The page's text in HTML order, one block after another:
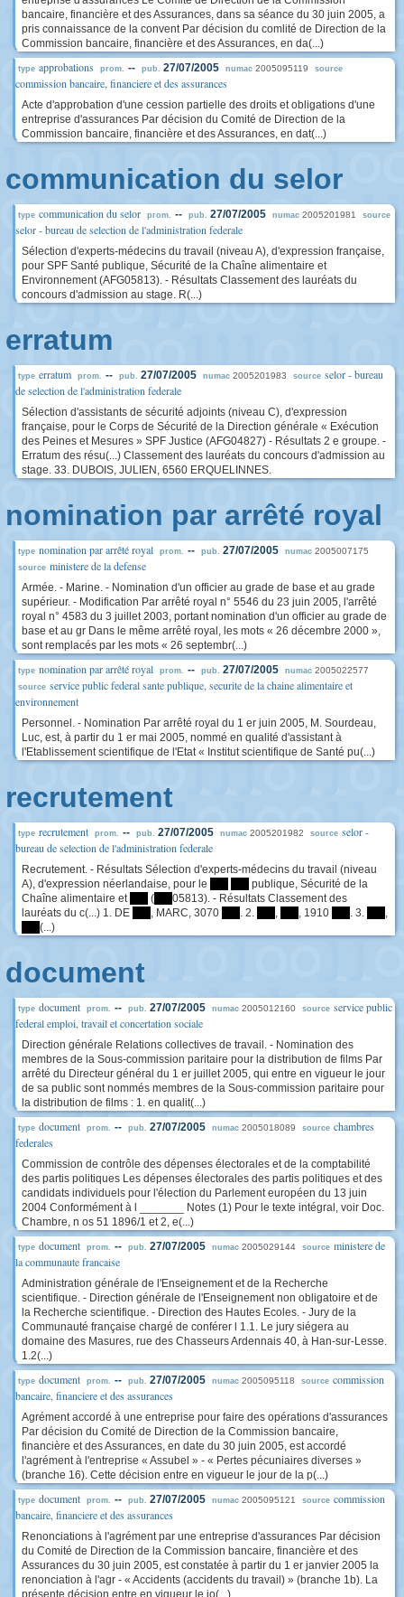
bancaire, financière et des Assurances, dans sa séance du 30 juin 2005, a
pris connaissance de la convent Par décision du comlité de Direction de la
Commission bancaire, financière et des Assurances, en da(...)
type approbations prom. -- pub. 27/07/2005 numac 2005095119 source
commission bancaire, financiere et des assurances
Acte d'approbation d'une cession partielle des droits et obligations d'une
entreprise d'assurances Par décision du Comité de Direction de la
Commission bancaire, financière et des Assurances, en dat(...)
communication du selor
type communication du selor prom. -- pub. 27/07/2005 numac 2005201981 source
selor - bureau de selection de l'administration federale
Sélection d'experts-médecins du travail (niveau A), d'expression française,
pour SPF Santé publique, Sécurité de la Chaîne alimentaire et
Environnement (AFG05813). - Résultats Classement des lauréats du
concours d'admission au stage. R(...)
erratum
type erratum prom. -- pub. 27/07/2005 numac 2005201983 source selor - bureau
de selection de l'administration federale
Sélection d'assistants de sécurité adjoints (niveau C), d'expression
française, pour le Corps de Sécurité de la Direction générale « Exécution
des Peines et Mesures » SPF Justice (AFG04827) - Résultats 2 e groupe. -
Erratum des résu(...) Classement des lauréats du concours d'admission au
stage. 33. DUBOIS, JULIEN, 6560 ERQUELINNES.
nomination par arrêté royal
type nomination par arrêté royal prom. -- pub. 27/07/2005 numac 2005007175
source ministere de la defense
Armée. - Marine. - Nomination d'un officier au grade de base et au grade
supérieur. - Modification Par arrêté royal n° 5546 du 23 juin 2005, l'arrêté
royal n° 4583 du 3 juillet 2003, portant nomination d'un officier au grade de
base et au gr Dans le même arrêté royal, les mots « 26 décembre 2000 »,
sont remplacés par les mots « 26 septembr(...)
type nomination par arrêté royal prom. -- pub. 27/07/2005 numac 2005022577
source service public federal sante publique, securite de la chaine alimentaire et
environnement
Personnel. - Nomination Par arrêté royal du 1 er juin 2005, M. Sourdeau,
Luc, est, à partir du 1 er mai 2005, nommé en qualité d'assistant à
l'Etablissement scientifique de l'Etat « Institut scientifique de Santé pu(...)
recrutement
type recrutement prom. -- pub. 27/07/2005 numac 2005201982 source selor -
bureau de selection de l'administration federale
Recrutement. - Résultats Sélection d'experts-médecins du travail (niveau
A), d'expression néerlandaise, pour le
publique, Sécurité de la
Chaîne alimentaire et
(
05813). - Résultats Classement des
lauréats du c(...) 1. DE
, MARC, 3070 . 2. , , 1910 . 3.
,
(...)
document
type document prom. -- pub. 27/07/2005 numac 2005012160 source service public
federal emploi, travail et concertation sociale
Direction générale Relations collectives de travail. - Nomination des
membres de la Sous-commission paritaire pour la distribution de films Par
arrêté du Directeur général du 1 er juillet 2005, qui entre en vigueur le jour
de sa public sont nommés membres de la Sous-commission paritaire pour
la distribution de films : 1. en qualit(...)
type document prom. -- pub. 27/07/2005 numac 2005018089 source chambres
federales
Commission de contrôle des dépenses électorales et de la comptabilité
des partis politiques Les dépenses électorales des partis politiques et des
candidats individuels pour l'élection du Parlement européen du 13 juin
2004 Conformément à l _______ Notes (1) Pour le texte intégral, voir Doc.
Chambre, n os 51 1896/1 et 2, e(...)
type document prom. -- pub. 27/07/2005 numac 2005029144 source ministere de
la communaute francaise
Administration générale de l'Enseignement et de la Recherche
scientifique. - Direction générale de l'Enseignement non obligatoire et de
la Recherche scientifique. - Direction des Hautes Ecoles. - Jury de la
Communauté française chargé de conférer l 1.1. Le jury siégera au
domaine des Masures, rue des Chasseurs Ardennais 40, à Han-sur-Lesse.
1.2(...)
type document prom. -- pub. 27/07/2005 numac 2005095118 source commission
bancaire, financiere et des assurances
Agrément accordé à une entreprise pour faire des opérations d'assurances
Par décision du Comité de Direction de la Commission bancaire,
financière et des Assurances, en date du 30 juin 2005, est accordé
l'agrément à l'entreprise « Assubel » - « Pertes pécuniaires diverses »
(branche 16). Cette décision entre en vigueur le jour de la p(...)
type document prom. -- pub. 27/07/2005 numac 2005095121 source commission
bancaire, financiere et des assurances
Renonciations à l'agrément par une entreprise d'assurances Par décision
du Comité de Direction de la Commission bancaire, financière et des
Assurances du 30 juin 2005, est constatée à partir du 1 er janvier 2005 la
renonciation à l'agr - « Accidents (accidents du travail) » (branche 1b). La
présente décision entre en vigueur le jo(...)